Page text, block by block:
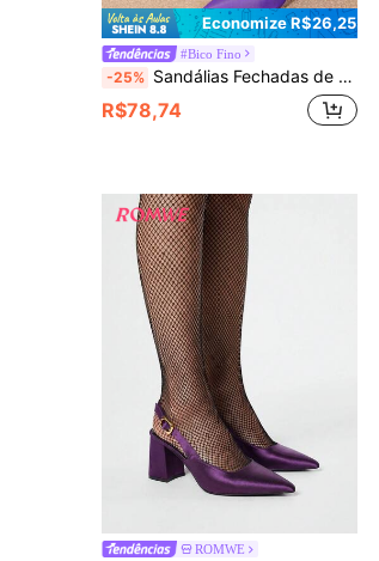
Economize R$26,25
#Bico Fino
-25% Sandálias Fechadas de Salto Alto Conversíveis Roxas para Mulheres, Altura de 7 cm, Sandálias de Salto Gatinho Pretas de Bico Fino para Mulheres, com Tira Elástica, Estilo Elegante
R$78,74
ROMWE